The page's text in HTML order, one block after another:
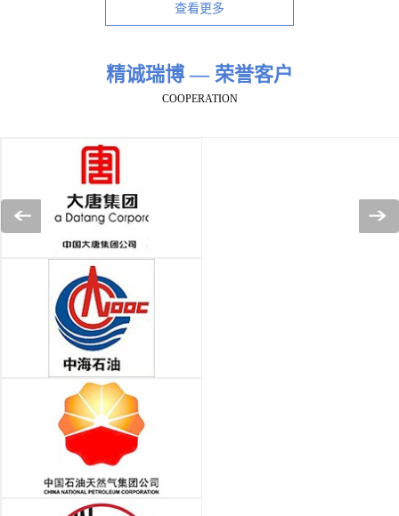
查看更多
精诚瑞博 — 荣誉客户
COOPERATION